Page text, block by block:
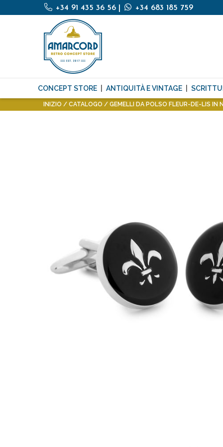
+34 91 435 36 56 +34 683 185 759
CONCEPT STORE ANTIQUITÀ E VINTAGE
INIZIO CATALOGO GEMELLI DA POLSO FLEUR-DE-LIS IN